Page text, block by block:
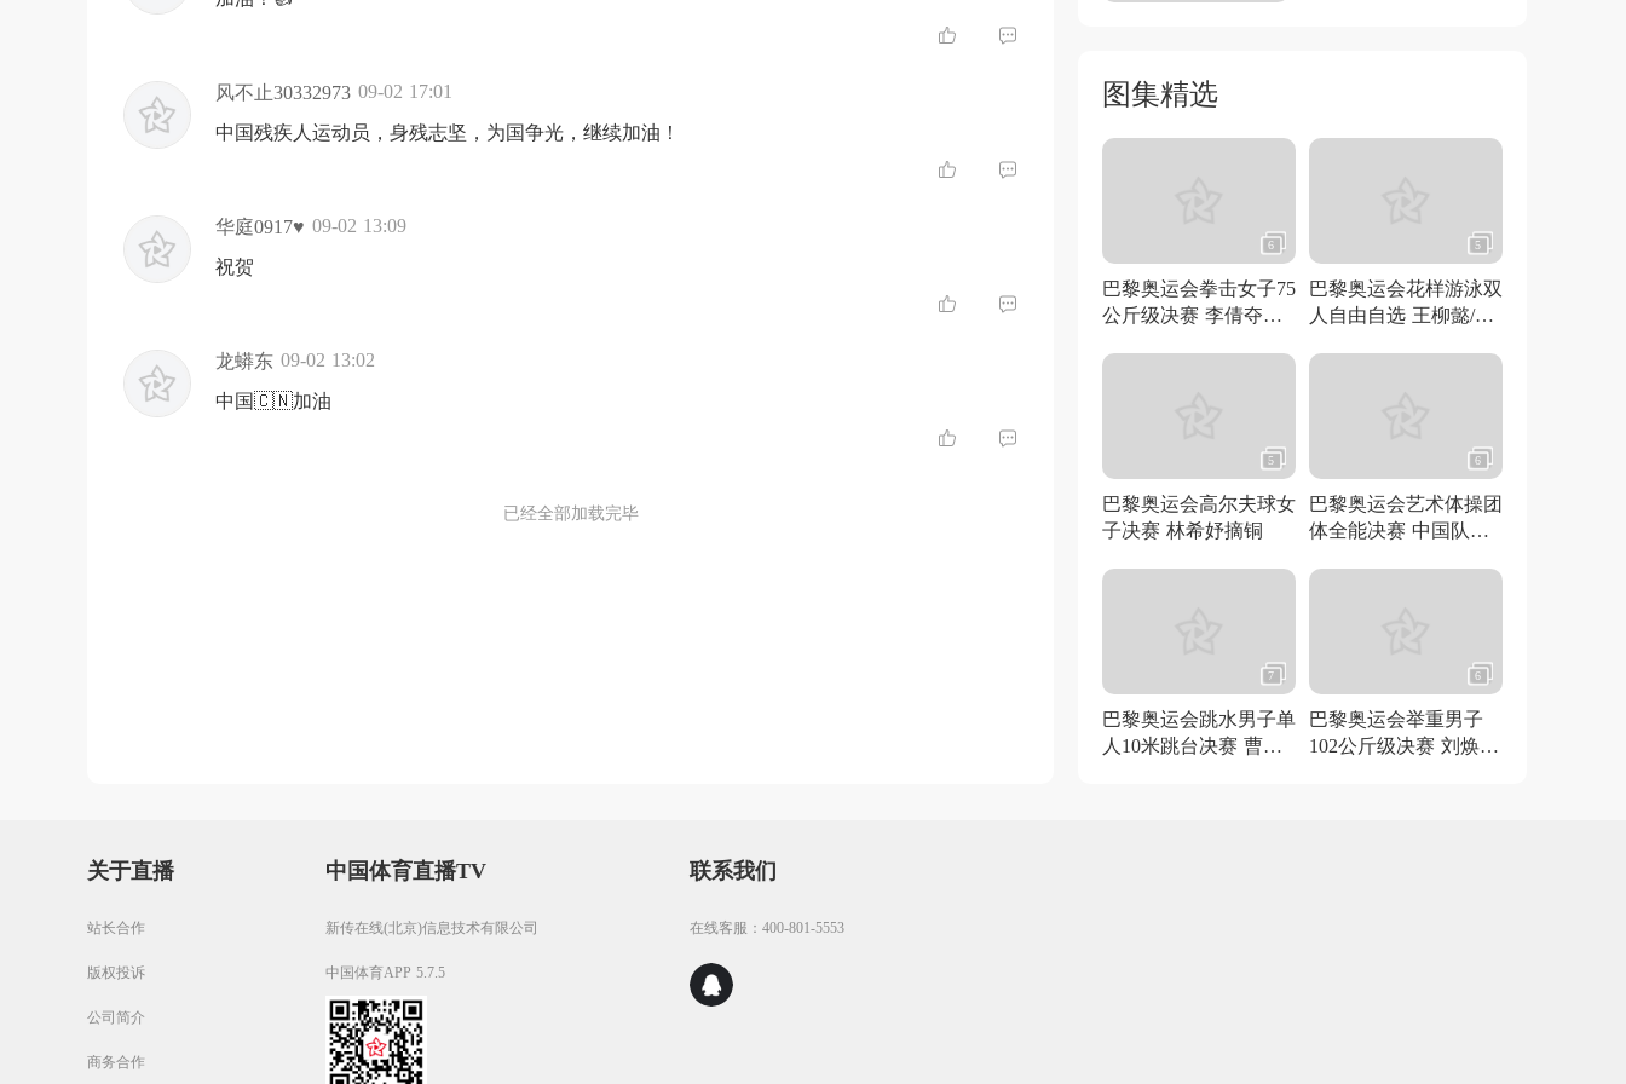
风不止30332973 09-02 17:01
中国残疾人运动员，身残志坚，为国争光，继续加油！
华庭0917♥ 09-02 13:09
祝贺
龙蟒东 09-02 13:02
中国🇨🇳加油
已经全部加载完毕
图集精选
6
巴黎奥运会拳击女子75
公斤级决赛 李倩夺得
5
巴黎奥运会花样游泳双
人自由自选 王柳懿/王
5
巴黎奥运会高尔夫球女
子决赛 林希妤摘铜
6
巴黎奥运会艺术体操团
体全能决赛 中国队夺
7
巴黎奥运会跳水男子单
人10米跳台决赛 曹缘
6
巴黎奥运会举重男子
102公斤级决赛 刘焕华
关于直播
站长合作
版权投诉
公司简介
商务合作
中国体育直播TV
新传在线(北京)信息技术有限公司
中国体育APP 5.7.5
联系我们
在线客服：400-801-5553